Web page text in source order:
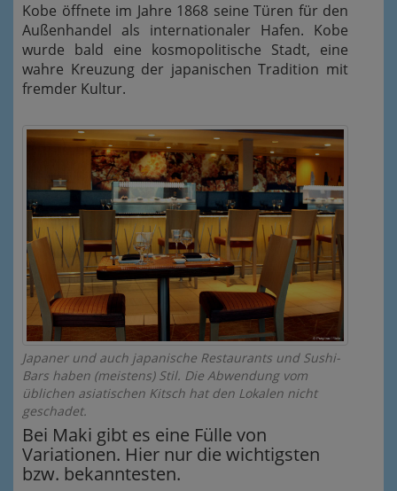
Kobe öffnete im Jahre 1868 seine Türen für den
Außenhandel als internationaler Hafen. Kobe
wurde bald eine kosmopolitische Stadt, eine
wahre Kreuzung der japanischen Tradition mit
fremder Kultur.
Japaner und auch japanische Restaurants und Sushi-
Bars haben (meistens) Stil. Die Abwendung vom
üblichen asiatischen Kitsch hat den Lokalen nicht
geschadet.
Bei Maki gibt es eine Fülle von
Variationen. Hier nur die wichtigsten
bzw. bekanntesten.